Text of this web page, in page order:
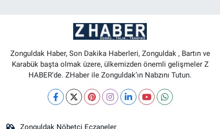
Zonguldak Haber, Son Dakika Haberleri, Zonguldak , Bartın ve
Karabük başta olmak üzere, ülkemizden önemli gelişmeler Z
HABER’de. ZHaber ile Zonguldak’ın Nabzını Tutun.
Zonguldak Nöbetçi Eczaneler